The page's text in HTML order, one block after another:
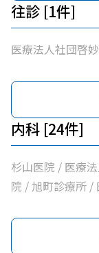
療法人社団輝恭
療法人社団周生
林内科クリニッ
往診 [1件]
医療法人社団啓
内科 [24件]
杉山医院 / 医療
院 / 旭町診療所 /
科・老年内科 /
団慈誠会慈誠会